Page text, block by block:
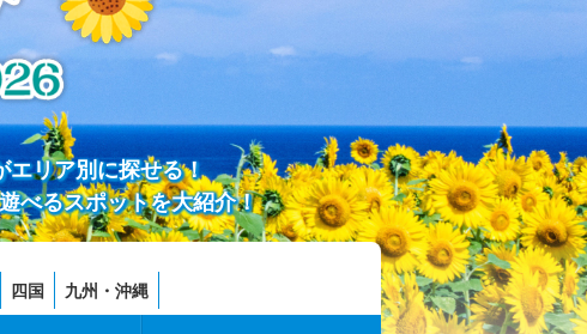
エリア別に探せる！
べるスポットを大紹介！
四国 九州・沖縄